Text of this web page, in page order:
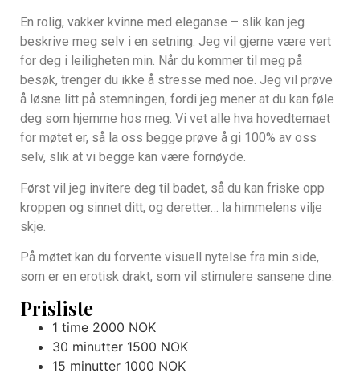
En rolig, vakker kvinne med eleganse – slik kan jeg
beskrive meg selv i en setning. Jeg vil gjerne være vert
for deg i leiligheten min. Når du kommer til meg på
besøk, trenger du ikke å stresse med noe. Jeg vil prøve
å løsne litt på stemningen, fordi jeg mener at du kan føle
deg som hjemme hos meg. Vi vet alle hva hovedtemaet
for møtet er, så la oss begge prøve å gi 100% av oss
selv, slik at vi begge kan være fornøyde.
Først vil jeg invitere deg til badet, så du kan friske opp
kroppen og sinnet ditt, og deretter… la himmelens vilje
skje.
På møtet kan du forvente visuell nytelse fra min side,
som er en erotisk drakt, som vil stimulere sansene dine.
Prisliste
1 time 2000 NOK
30 minutter 1500 NOK
15 minutter 1000 NOK